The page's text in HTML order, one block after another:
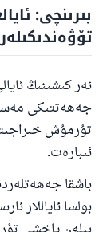
بىرىنچى:
ئەر كىشىنىڭ
جەھەتتىكى
تۇرمۇش
ئىبارەت.
باشقا
بولسا ئاياللار